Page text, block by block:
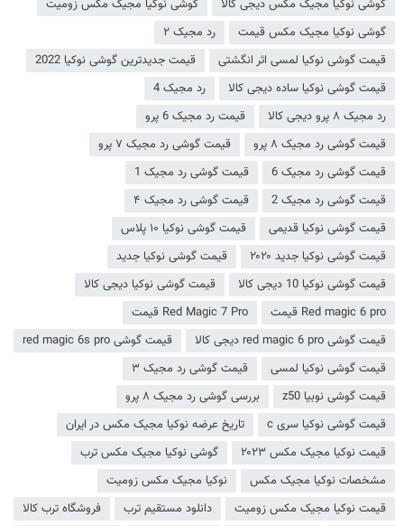
گوشی نوکیا مجیک مکس دیجی کالا
گوشی نوکیا مجیک مکس زومیت
گوشی نوکیا مجیک مکس قیمت
رد مجیک ۲
قیمت گوشی نوکیا لمسی اثر انگشتی
قیمت جدیدترین گوشی نوکیا 2022
قیمت گوشی نوکیا ساده دیجی کالا
رد مجیک 4
رد مجیک ۸ پرو دیجی کالا
قیمت رد مجیک 6 پرو
قیمت گوشی رد مجیک ۸ پرو
قیمت گوشی رد مجیک ۷ پرو
قیمت گوشی رد مجیک 6
قیمت گوشی رد مجیک 1
قیمت گوشی رد مجیک 2
قیمت گوشی رد مجیک ۴
قیمت گوشی نوکیا قدیمی
قیمت گوشی نوکیا ۱۰ پلاس
قیمت گوشی نوکیا جدید ۲۰۲۰
قیمت گوشی نوکیا جدید
قیمت گوشی نوکیا 10 دیجی کالا
قیمت گوشی نوکیا دیجی کالا
Red magic 6 pro قیمت
Red Magic 7 Pro قیمت
قیمت گوشی red magic 6 pro دیجی کالا
قیمت گوشی red magic 6s pro
قیمت گوشی نوکیا لمسی
قیمت گوشی رد مجیک ۳
قیمت گوشی نوبیا z50
بررسی گوشی رد مجیک ۸ پرو
قیمت گوشی نوکیا سری c
تاریخ عرضه نوکیا مجیک مکس در ایران
قیمت نوکیا مجیک مکس ۲۰۲۳
گوشی نوکیا مجیک مکس ترب
مشخصات نوکیا مجیک مکس
نوکیا مجیک مکس زومیت
قیمت نوکیا مجیک مکس زومیت
دانلود مستقیم ترب
فروشگاه ترب کالا